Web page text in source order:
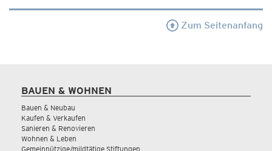
Zum Seitenanfang
BAUEN & WOHNEN
Bauen & Neubau
Kaufen & Verkaufen
Sanieren & Renovieren
Wohnen & Leben
Gemeinnützige/mildtätige Stiftungen